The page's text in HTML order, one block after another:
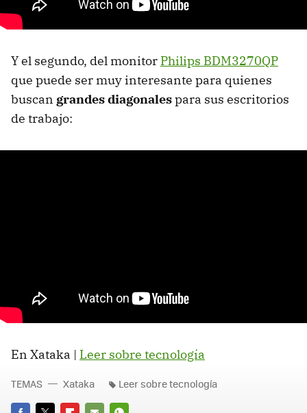
Y el segundo, del monitor Philips BDM3270QP
que puede ser muy interesante para quienes
buscan grandes diagonalespara sus escritorios
de trabajo:
En Xataka | Leer sobre tecnología
TEMAS Xataka Leer sobre tecnología